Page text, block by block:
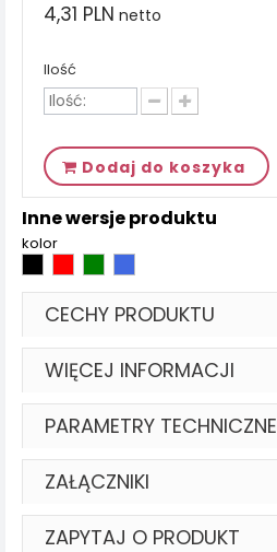
4,31 PLN netto
Ilość
Dodaj do koszyka
Inne wersje produktu
kolor
CECHY PRODUKTU
WIĘCEJ INFORMACJI
PARAMETRY TECHNICZNE
ZAŁĄCZNIKI
ZAPYTAJ O PRODUKT